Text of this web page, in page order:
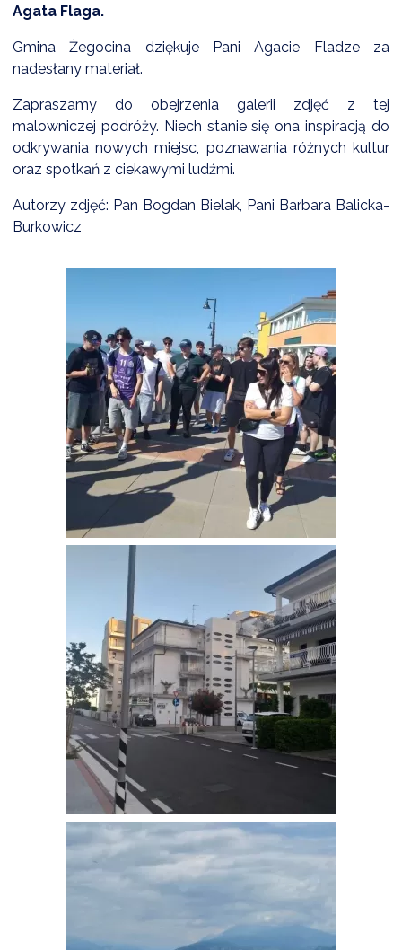
Agata Flaga.
Gmina Żegocina dziękuje Pani Agacie Fladze za
nadesłany materiał.
Zapraszamy do obejrzenia galerii zdjęć z tej
malowniczej podróży. Niech stanie się ona inspiracją do
odkrywania nowych miejsc, poznawania różnych kultur
oraz spotkań z ciekawymi ludźmi.
Autorzy zdjęć: Pan Bogdan Bielak, Pani Barbara Balicka-
Burkowicz